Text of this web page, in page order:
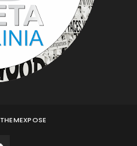
THEMEXPOSE